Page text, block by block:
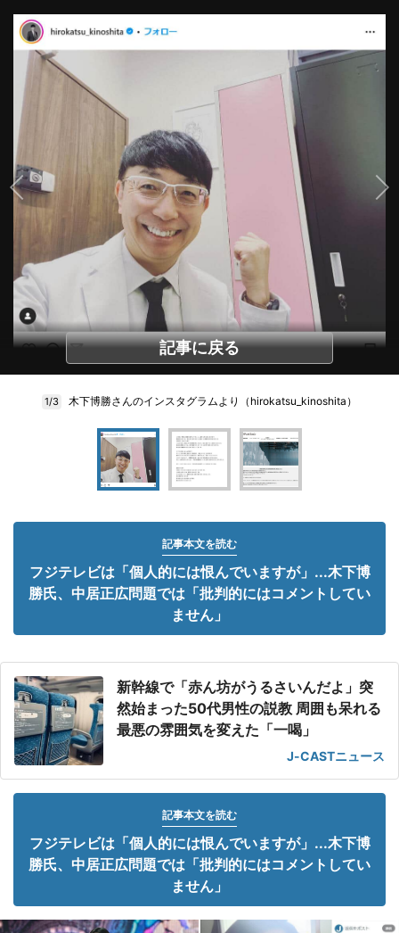
記事に戻る
1/3 木下博勝さんのインスタグラムより（hirokatsu_kinoshita）
記事本文を読む
フジテレビは「個人的には恨んでいますが」...木下博
勝氏、中居正広問題では「批判的にはコメントしてい
ません」
新幹線で「赤ん坊がうるさいんだよ」突
然始まった50代男性の説教 周囲も呆れる
最悪の雰囲気を変えた「一喝」
J-CASTニュース
記事本文を読む
フジテレビは「個人的には恨んでいますが」...木下博
勝氏、中居正広問題では「批判的にはコメントしてい
ません」